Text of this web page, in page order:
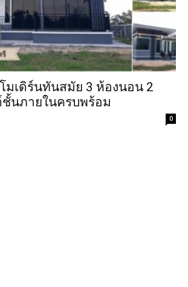
มเดิร์นทันสมัย 3 ห้องนอน 2
นภายในครบพร้อม
0